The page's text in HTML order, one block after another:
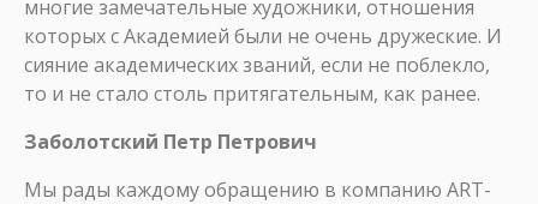
многие замечательные художники, отношения
которых с Академией были не очень дружеские. И
сияние академических званий, если не поблекло,
то и не стало столь притягательным, как ранее.
Заболотский Петр Петрович
Мы рады каждому обращению в компанию ART-